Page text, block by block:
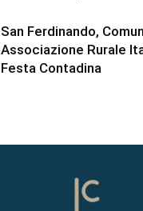
San Ferdinando,
Associazione Rurale
Festa Contadina